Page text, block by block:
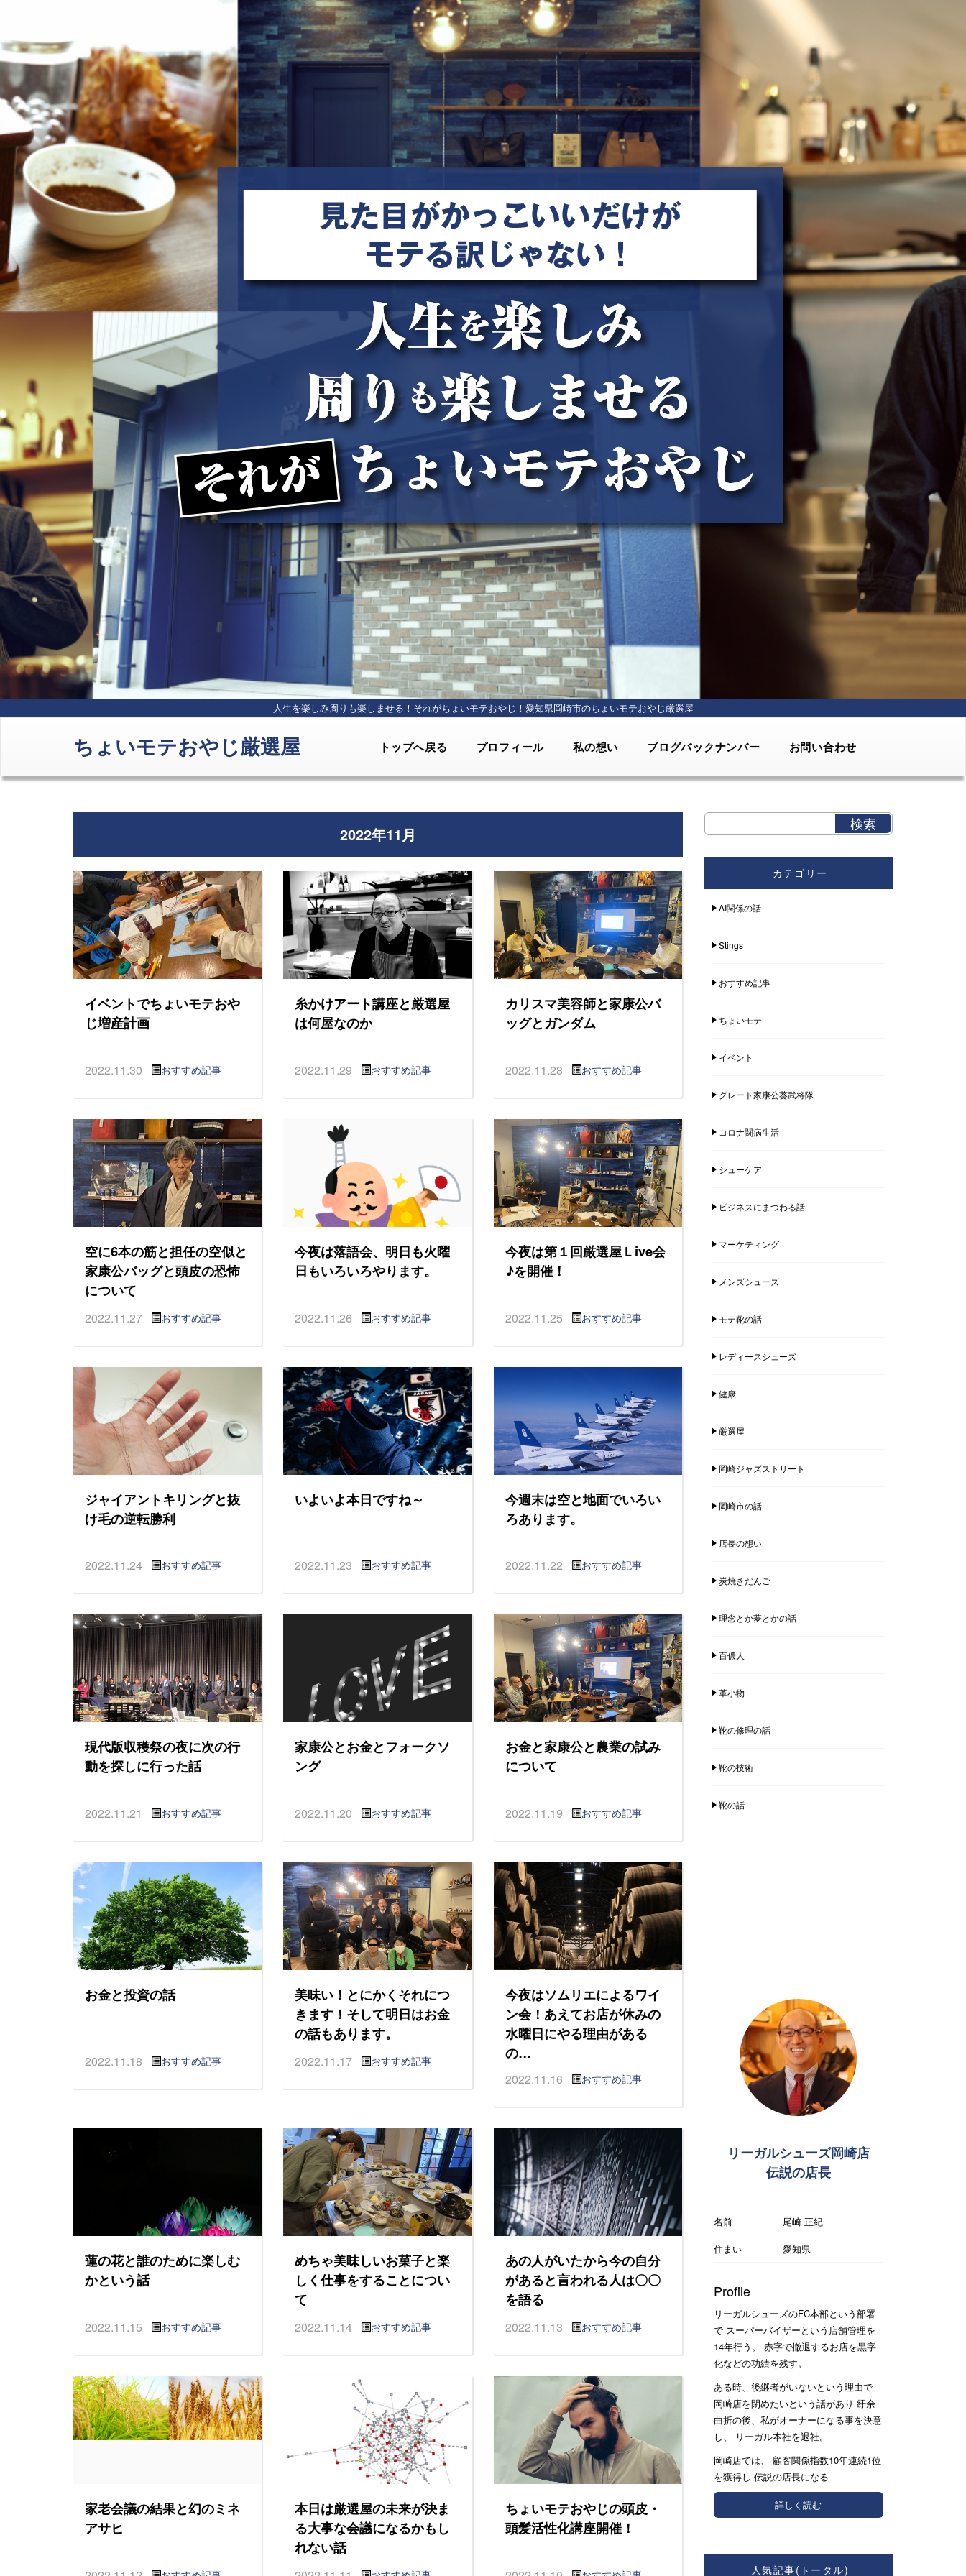
人生を楽しみ周りも楽しませる！それがちょいモテおやじ！ 愛知県岡崎市のちょいモテおやじ厳選屋
ちょいモテおやじ厳選屋 トップへ戻る プロフィール 私の想い ブログバックナンバー お問い合わせ
2022年11月
イベントでちょいモテおや
じ増産計画
2022.11.30 おすすめ記事
糸かけアート講座と厳選屋
は何屋なのか
2022.11.29 おすすめ記事
カリスマ美容師と家康公バ
ッグとガンダム
2022.11.28 おすすめ記事
空に6本の筋と担任の空似と
家康公バッグと頭皮の恐怖
について
2022.11.27 おすすめ記事
今夜は落語会、明日も火曜
日もいろいろやります。
2022.11.26 おすすめ記事
今夜は第１回厳選屋Ｌive会
♪を開催！
2022.11.25 おすすめ記事
ジャイアントキリングと抜
け毛の逆転勝利
2022.11.24 おすすめ記事
いよいよ本日ですね～
2022.11.23 おすすめ記事
今週末は空と地面でいろい
ろあります。
2022.11.22 おすすめ記事
現代版収穫祭の夜に次の行
動を探しに行った話
2022.11.21 おすすめ記事
家康公とお金とフォークソ
ング
2022.11.20 おすすめ記事
お金と家康公と農業の試み
について
2022.11.19 おすすめ記事
お金と投資の話
2022.11.18 おすすめ記事
美味い！とにかくそれにつ
きます！そして明日はお金
の話もあります。
2022.11.17 おすすめ記事
今夜はソムリエによるワイ
ン会！あえてお店が休みの
水曜日にやる理由がある
の…
2022.11.16 おすすめ記事
蓮の花と誰のために楽しむ
かという話
2022.11.15 おすすめ記事
めちゃ美味しいお菓子と楽
しく仕事をすることについ
て
2022.11.14 おすすめ記事
あの人がいたから今の自分
があると言われる人は〇〇
を語る
2022.11.13 おすすめ記事
家老会議の結果と幻のミネ
アサヒ
本日は厳選屋の未来が決ま
る大事な会議になるかもし
れない話
ちょいモテおやじの頭皮・
頭髪活性化講座開催！
カテゴリー
AI関係の話
Stings
おすすめ記事
ちょいモテ
イベント
グレート家康公葵武将隊
コロナ闘病生活
シューケア
ビジネスにまつわる話
マーケティング
メンズシューズ
モテ靴の話
レディースシューズ
健康
厳選屋
岡崎ジャズストリート
岡崎市の話
店長の想い
炭焼きだんご
理念とか夢とかの話
百儂人
革小物
靴の修理の話
靴の技術
靴の話
リーガルシューズ岡崎店
伝説の店長
名前
尾崎 正紀
住まい
愛知県
Profile
リーガルシューズのFC本部という部署
で スーパーバイザーという店舗管理を
14年行う。 赤字で撤退するお店を黒字
化などの功績を残す。
ある時、後継者がいないという理由で
岡崎店を閉めたいという話があり 紆余
曲折の後、私がオーナーになる事を決意
し、 リーガル本社を退社。
岡崎店では、 顧客関係指数10年連続1位
を獲得し 伝説の店長になる
詳しく読む
人気記事(トータル)